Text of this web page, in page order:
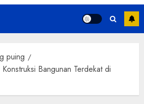
puing
Konstruksi Bangunan Terdekat di